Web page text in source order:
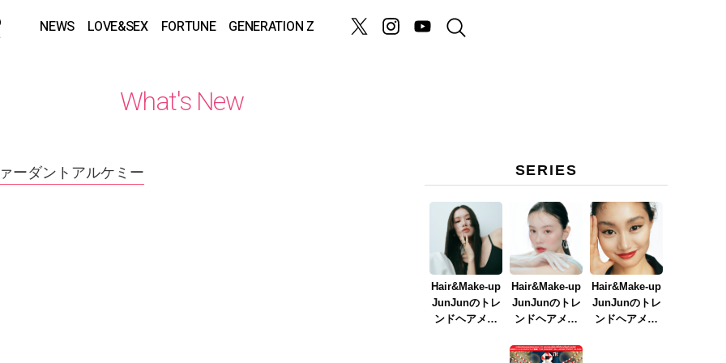
NEWS LOVE&SEX FORTUNE GENERATION Z
What's New
ーダントアルケミー SERIES
Hair&Make-up
JunJunのトレ
ンドヘアメイ
Hair&Make-up
JunJunのトレ
ンドヘアメイ
イク
Hair&Make-up
JunJunのトレ
ンドヘアメイ